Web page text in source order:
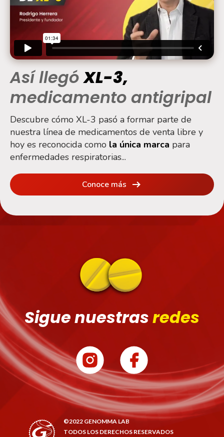
Así llegóXL-3,
medicamento antigripal
Descubre cómo XL-3 pasó a formar parte de
nuestra línea de medicamentos de venta libre y
hoy es reconocida como la única marca para
enfermedades respiratorias...
Conoce más
Sigue nuestrasredes
©2022 GENOMMA LAB
TODOS LOS DERECHOS RESERVADOS